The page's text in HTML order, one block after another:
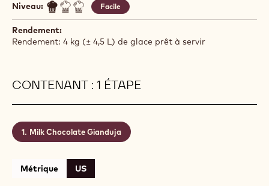
Niveau: Facile
Rendement:
Rendement: 4 kg (± 4,5 L) de glace prêt à servir
CONTENANT : 1 ÉTAPE
Milk Chocolate Gianduja
Métrique US